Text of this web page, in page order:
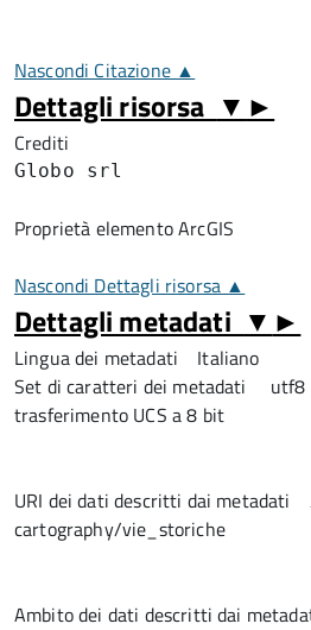
Nascondi Citazione ▲
Dettagli risorsa ▼ ►
Crediti
Globo srl
Proprietà elemento ArcGIS
Nascondi Dettagli risorsa ▲
Dettagli metadati ▼ ►
Lingua dei metadati Italiano
Set di caratteri dei metadati utf8
trasferimento UCS a 8 bit
URI dei dati descritti dai metadati
cartography/vie_storiche
Ambito dei dati descritti dai